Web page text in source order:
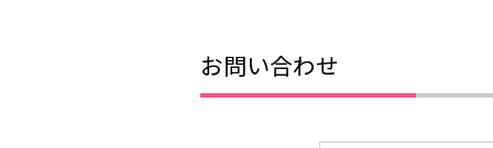
お問い合わせ